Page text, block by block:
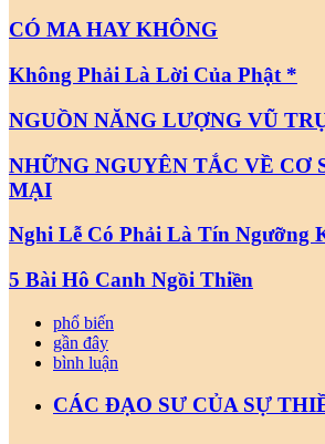
CÓ MA HAY KHÔNG
Không Phải Là Lời Của Phật *
NGUỒN NĂNG LƯỢNG VŨ
NHỮNG NGUYÊN TẮC VỀ CƠ
MẠI
Nghi Lễ Có Phải Là Tín Ngưỡng
5 Bài Hô Canh Ngồi Thiền
phổ biến
gần đây
bình luận
CÁC ĐẠO SƯ CỦA SỰ